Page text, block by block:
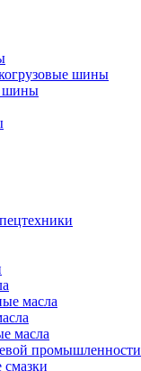
шины
шины
масла
масла
промышленности
смазки